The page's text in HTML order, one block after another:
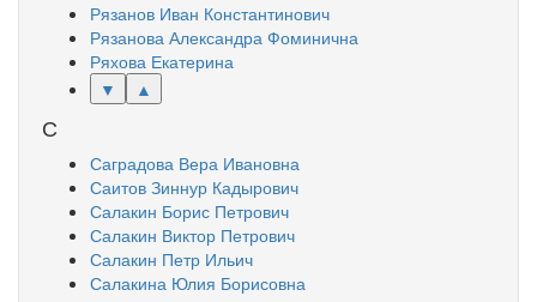
Рязанов Иван Константинович
Рязанова Александра Фоминична
Ряхова Екатерина
▼
▲
С
Саградова Вера Ивановна
Саитов Зиннур Кадырович
Салакин Борис Петрович
Салакин Виктор Петрович
Салакин Петр Ильич
Салакина Юлия Борисовна